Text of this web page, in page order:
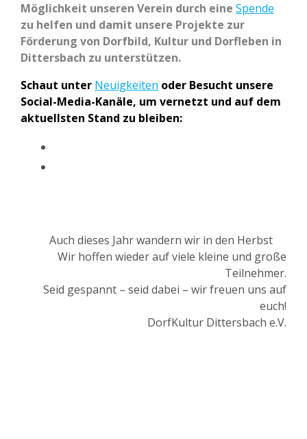
Möglichkeit unseren Verein durch eine Spende
zu helfen und damit unsere Projekte zur
Förderung von Dorfbild, Kultur und Dorfleben in
Dittersbach zu unterstützen.
Schaut unter Neuigkeiten oder Besucht unsere
Social-Media-Kanäle, um vernetzt und auf dem
aktuellsten Stand zu bleiben:
Auch dieses Jahr wandern wir in den Herbst
Wir hoffen wieder auf viele kleine und große
Teilnehmer.
Seid gespannt – seid dabei – wir freuen uns auf
euch!
DorfKultur Dittersbach e.V.